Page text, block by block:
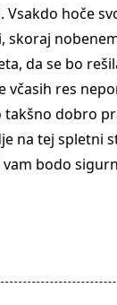
hoče
da se bo
res
dobro
na tej spletni
bodo